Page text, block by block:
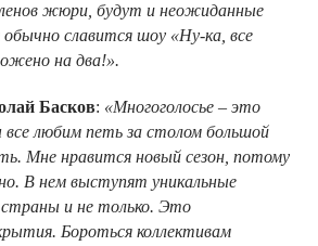
жюри, будут и неожиданные
славится шоу «Ну-ка, все
на два!».
Басков: «Многоголосье – это
любим петь за столом большой
Мне нравится новый сезон, потому
В нем выступят уникальные
страны и не только. Это
Бороться коллективам